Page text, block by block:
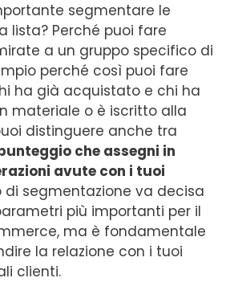
segmentare le
lista? Perché puoi fare
a un gruppo specifico di
perché così puoi fare
ha già acquistato e chi ha
materiale o è iscritto alla
distinguere anche tra
che assegni in
avute con i tuoi
di segmentazione va decisa
più importanti per il
ma è fondamentale
la relazione con i tuoi
clienti.